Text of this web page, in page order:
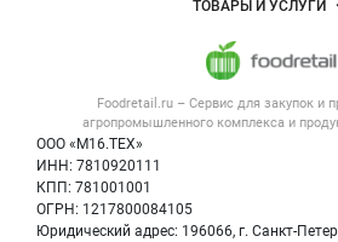
Foodretail.ru – Сервис для закупок и
агропромышленного комплекса и
ООО «М16.ТЕХ»
ИНН: 7810920111
КПП: 781001001
ОГРН: 1217800084105
Юридический адрес: 196066, г. Санкт-
Размещение
Публичная оферта
Контактная
Политика обработки
Новости рынка
Вакансии
ТОВАРЫ И УСЛУГИ
Напитки, соки, вода
Оборудование для
Информация о